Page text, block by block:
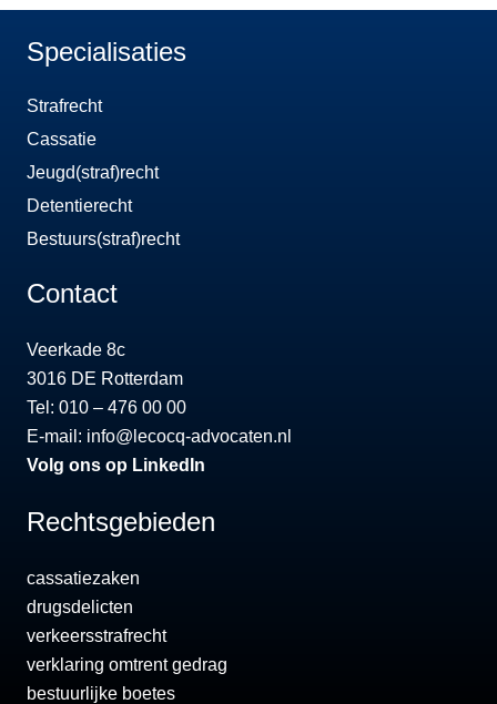
Specialisaties
Strafrecht
Cassatie
Jeugd(straf)recht
Detentierecht
Bestuurs(straf)recht
Contact
Veerkade 8c
3016 DE Rotterdam
Tel: 010 – 476 00 00
E-mail: info@lecocq-advocaten.nl
Volg ons op LinkedIn
Rechtsgebieden
cassatiezaken
drugsdelicten
verkeersstrafrecht
verklaring omtrent gedrag
bestuurlijke boetes